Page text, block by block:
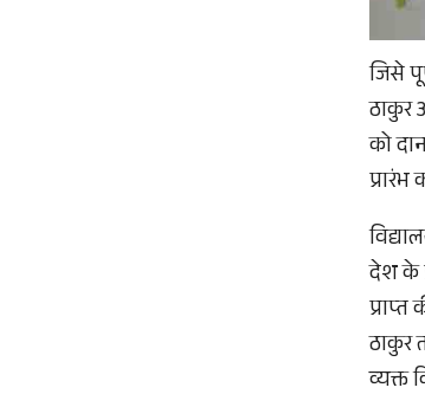
जिसे
ठाकुर
को
देश के
ठाकुर
व्यक्त